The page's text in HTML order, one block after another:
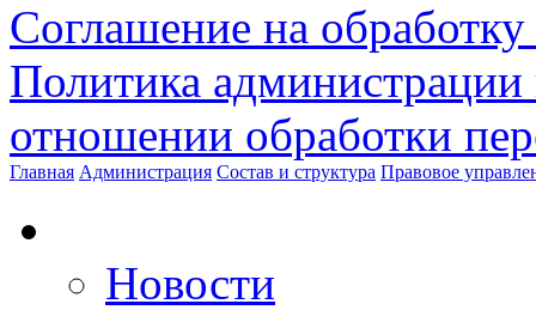
Соглашение на
Политика
отношении обработки
Главная Администрация Состав и структура Правовое
Новости